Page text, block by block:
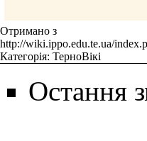
Отримано з
http://wiki.ippo.edu.te.ua/
Категорія: ТерноВікі
Остання